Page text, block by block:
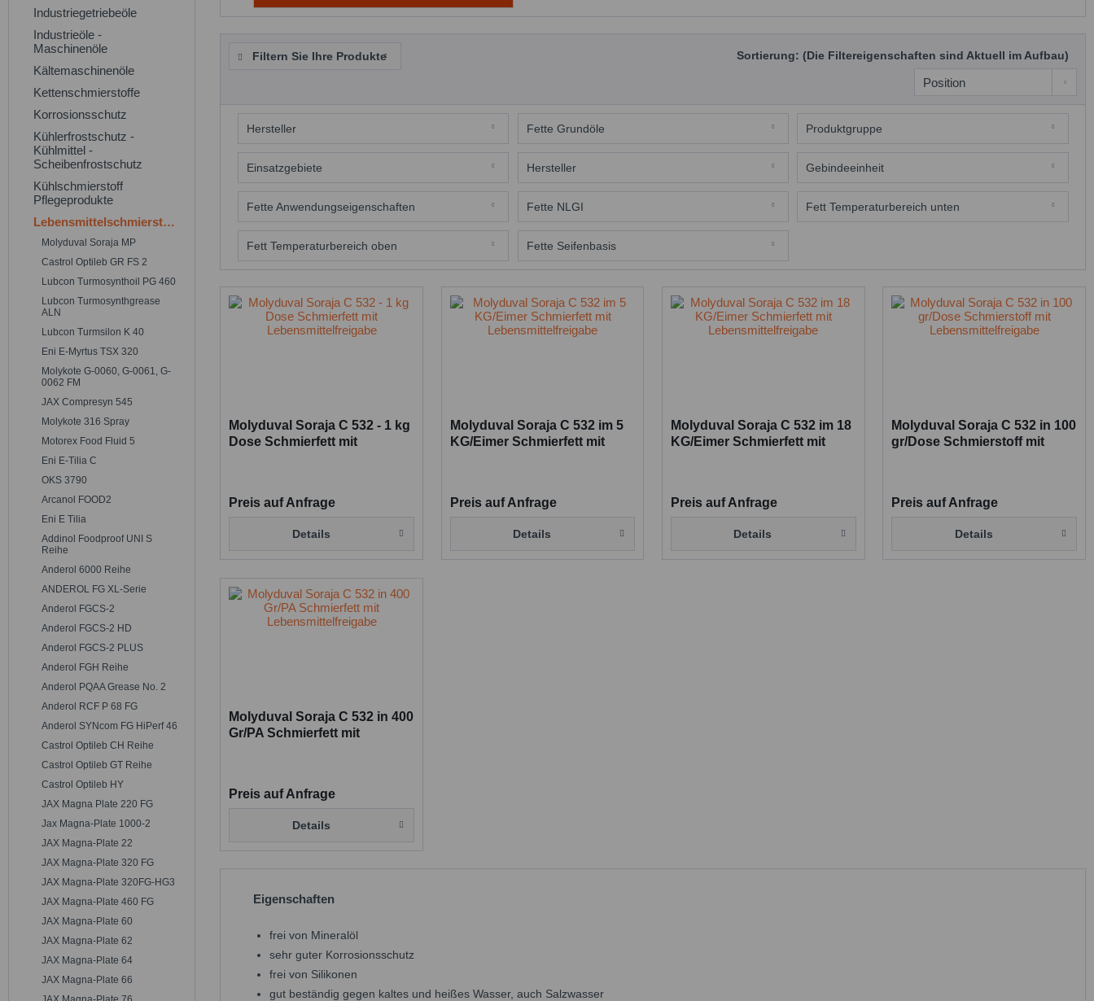
Industriegetriebeöle
Industrieöle -
Maschinenöle
Kältemaschinenöle
Kettenschmierstoffe
Korrosionsschutz
Kühlerfrostschutz -
Kühlmittel -
Scheibenfrostschutz
Kühlschmierstoff
Pflegeprodukte
Lebensmittelschmierstoffe
Molyduval Soraja MP
Castrol Optileb GR FS 2
Lubcon Turmosynthoil PG 460
Lubcon Turmosynthgrease
ALN
Lubcon Turmsilon K 40
Eni E-Myrtus TSX 320
Molykote G-0060, G-0061, G-
0062 FM
JAX Compresyn 545
Molykote 316 Spray
Motorex Food Fluid 5
Eni E-Tilia C
OKS 3790
Arcanol FOOD2
Eni E Tilia
Addinol Foodproof UNI S
Reihe
Anderol 6000 Reihe
ANDEROL FG XL-Serie
Anderol FGCS-2
Anderol FGCS-2 HD
Anderol FGCS-2 PLUS
Anderol FGH Reihe
Anderol PQAA Grease No. 2
Anderol RCF P 68 FG
Anderol SYNcom FG HiPerf 46
Castrol Optileb CH Reihe
Castrol Optileb GT Reihe
Castrol Optileb HY
JAX Magna Plate 220 FG
Jax Magna-Plate 1000-2
JAX Magna-Plate 22
JAX Magna-Plate 320 FG
JAX Magna-Plate 320FG-HG3
JAX Magna-Plate 460 FG
JAX Magna-Plate 60
JAX Magna-Plate 62
JAX Magna-Plate 64
JAX Magna-Plate 66
Filtern Sie Ihre Produkte Sortierung: (Die Filtereigenschaften sind Aktuell im Aufbau)
Hersteller
Molyduval
Fette Grundöle
Weissöl med.
Produktgruppe
Schmierfette
Einsatzgebiete
Lebensmittelschmierstoff
Hersteller
MOLYDUVAL
Gebindeeinheit
1 kg Dose
Fette Anwendungseigenschaften
Chemikalienbeständig
Hohes Druckaufnahmevermögen
NSF-H1
Fette NLGI
NLGI 2
Fett Temperaturbereich unten
Fett Temperaturbereich oben Fette Seifenbasis
Molyduval Soraja C 532 - 1 kg
Dose Schmierfett mit
Preis auf Anfrage
Details
Molyduval Soraja C 532 im 5
KG/Eimer Schmierfett mit
Preis auf Anfrage
Details
Molyduval Soraja C 532 im 18
KG/Eimer Schmierfett mit
Preis auf Anfrage
Details
Molyduval Soraja C 532 in 100
gr/Dose Schmierstoff mit
Preis auf Anfrage
Details
Molyduval Soraja C 532 in 400
Gr/PA Schmierfett mit
Preis auf Anfrage
Details
Eigenschaften
frei von Mineralöl
sehr guter Korrosionsschutz
frei von Silikonen
gut beständig gegen kaltes und heißes Wasser, auch Salzwasser